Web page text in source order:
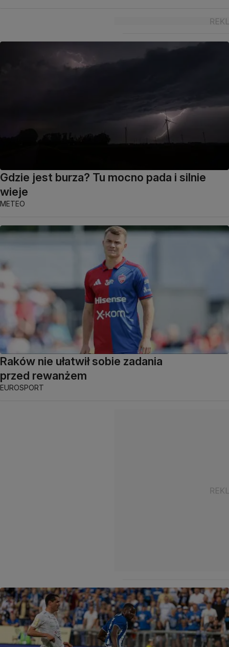
Gdzie jest burza? Tu mocno pada i silnie
wieje
METEO
Raków nie ułatwił sobie zadania
przed rewanżem
EUROSPORT